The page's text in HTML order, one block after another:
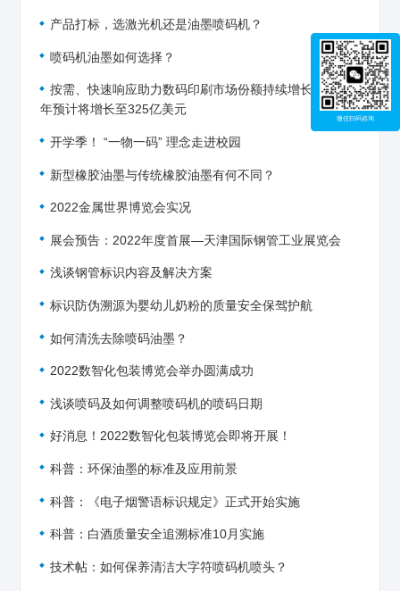
产品打标，选激光机还是油墨喷码机？
喷码机油墨如何选择？
按需、快速响应助力数码印刷市场份额持续增长！2029
年预计将增长至325亿美元
开学季！ “一物一码” 理念走进校园
新型橡胶油墨与传统橡胶油墨有何不同？
2022金属世界博览会实况
展会预告：2022年度首展—天津国际钢管工业展览会
浅谈钢管标识内容及解决方案
标识防伪溯源为婴幼儿奶粉的质量安全保驾护航
如何清洗去除喷码油墨？
2022数智化包装博览会举办圆满成功
浅谈喷码及如何调整喷码机的喷码日期
好消息！2022数智化包装博览会即将开展！
科普：环保油墨的标准及应用前景
科普：《电子烟警语标识规定》正式开始实施
科普：白酒质量安全追溯标准10月实施
技术帖：如何保养清洁大字符喷码机喷头？
微信扫码咨询